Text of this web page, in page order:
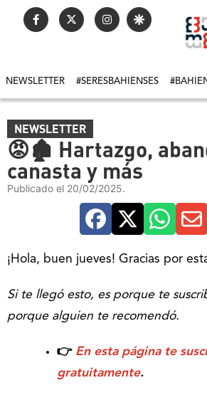
NEWSLETTER #SERESBAHIENSES
NEWSLETTER
😡🏚️ Hartazgo,
canasta y más
Publicado el 20/02/2025.
¡Hola, buen jueves! Gracias por
Si te llegó esto, es porque te
porque alguien te recomendó.
👉 En esta página te
gratuitamente.